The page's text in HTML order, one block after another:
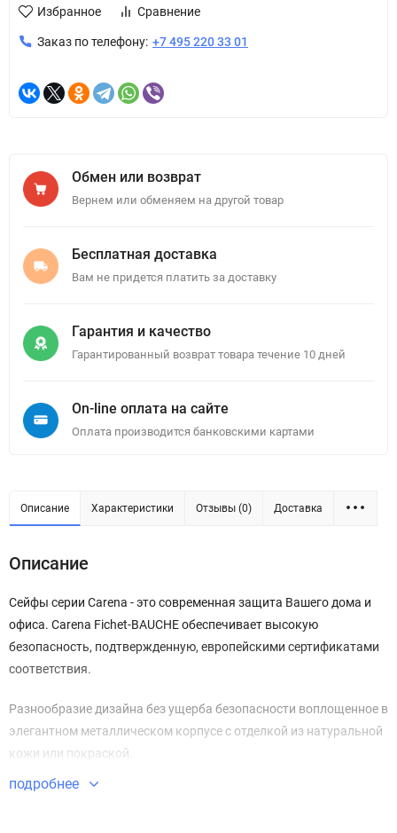
Избранное Сравнение
Заказ по телефону: +7 495 220 33 01
Обмен или возврат
Вернем или обменяем на другой товар
Бесплатная доставка
Вам не придется платить за доставку
Гарантия и качество
Гарантированный возврат товара течение 10 дней
On-line оплата на сайте
Оплата производится банковскими картами
Описание Характеристики Отзывы (0) Доставка
Описание
Сейфы серии Carena - это современная защита Вашего дома и
офиса. Carena Fichet-BAUCHE обеспечивает высокую
безопасность, подтвержденную, европейскими сертификатами
соответствия.
Разнообразие дизайна без ущерба безопасности воплощенное в
элегантном металлическом корпусе с отделкой из натуральной
кожи или покраской.
Сейфы серии Carena могут стать украшением Вашего интерьера.
подробнее